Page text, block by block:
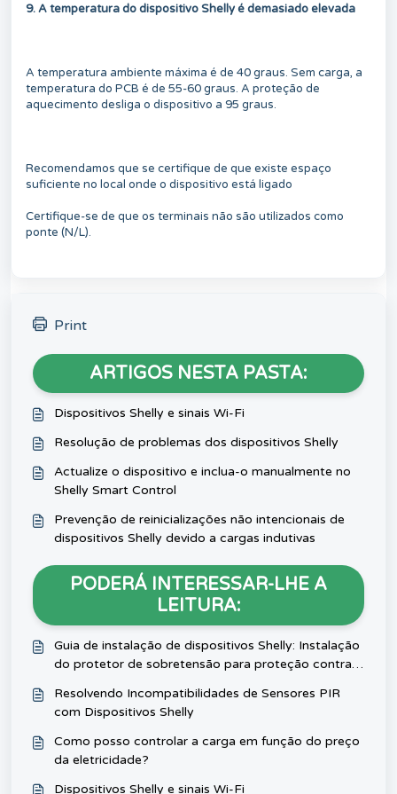
9. A temperatura do dispositivo Shelly é demasiado elevada
A temperatura ambiente máxima é de 40 graus. Sem carga, a
temperatura do PCB é de 55-60 graus. A proteção de
aquecimento desliga o dispositivo a 95 graus.
Recomendamos que se certifique de que existe espaço
suficiente no local onde o dispositivo está ligado
Certifique-se de que os terminais não são utilizados como
ponte (N/L).
Print
ARTIGOS NESTA PASTA:
Dispositivos Shelly e sinais Wi-Fi
Resolução de problemas dos dispositivos Shelly
Actualize o dispositivo e inclua-o manualmente no
Shelly Smart Control
Prevenção de reinicializações não intencionais de
dispositivos Shelly devido a cargas indutivas
PODERÁ INTERESSAR-LHE A
LEITURA:
Guia de instalação de dispositivos Shelly: Instalação
do protetor de sobretensão para proteção contra
Resolvendo Incompatibilidades de Sensores PIR
com Dispositivos Shelly
Como posso controlar a carga em função do preço
da eletricidade?
Dispositivos Shelly e sinais Wi-Fi